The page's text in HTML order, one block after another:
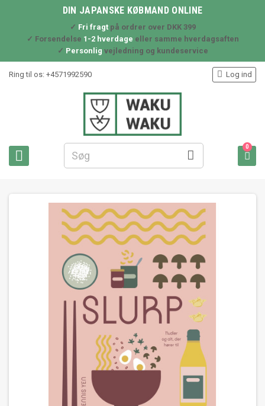
DIN JAPANSKE KØBMAND ONLINE
✓ Fri fragtpå ordrer over DKK 399
✓ Forsendelse 1-2 hverdage eller samme hverdagsaften
✓ Personlig vejledning og kundeservice
Ring til os: +4571992590
 
 Log ind

0